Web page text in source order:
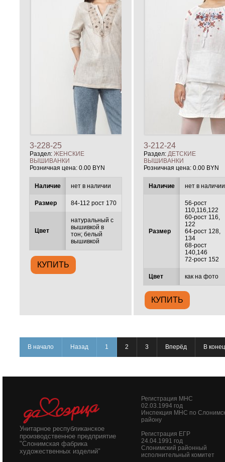
3-228-25
Раздел: ЖЕНСКИЕ
ВЫШИВАНКИ
Розничная цена: 0.00 BYN
Наличие нет в наличии
Размер 84-112 рост 170
Цвет
натуральный с
вышивкой в
тон; белый
вышивкой
3-212-24
Раздел:ДЕТСКИЕ
ВЫШИВАНКИ
Розничная цена:0.00 BYN
Наличие нет в наличии
Размер
56-рост
110,116,122
60-рост 116,
122
64-рост 128,
134
68-рост
140,146
72-рост 152
Цвет как на фото
В начало Назад 1 2 3 Вперёд В конец
Унитарное республиканское
производственное предприятие
"Слонимская фабрика
художественных изделий"
Регистрация МНС
02.03.1994 год
Инспекция МНС по
району
Регистрация ЕГР
24.04.1991 год
Слонимский районный
исполнительный комитет